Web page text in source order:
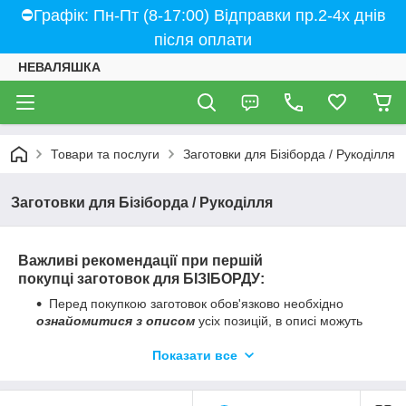
⛔Графік: Пн-Пт (8-17:00) Відправки пр.2-4х днів
після оплати
НЕВАЛЯШКА
Товари та послуги Заготовки для Бізіборда / Рукоділля
Заготовки для Бізіборда / Рукоділля
Важливі рекомендації при першій
покупці заготовок для БІЗІБОРДУ:
Перед покупкою заготовок обов'язково необхідно
ознайомитися з описом усіх позицій, в описі можуть
складнозбірних деталей), перелік комплектації, розміри
Показати все